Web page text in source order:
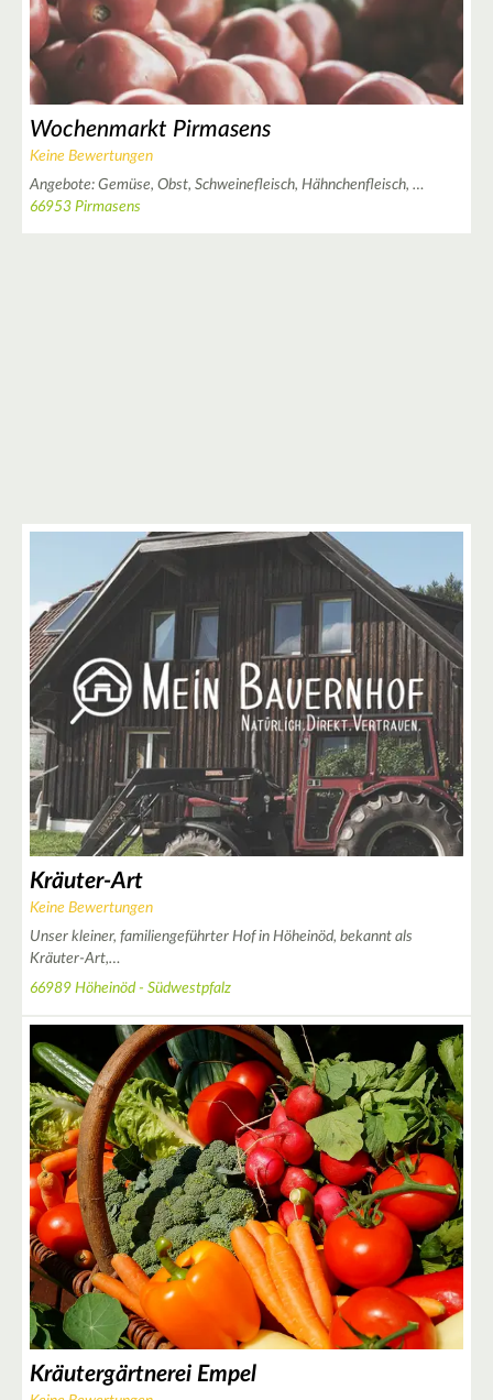
Wochenmarkt Pirmasens
Keine Bewertungen
Angebote: Gemüse, Obst, Schweinefleisch, Hähnchenfleisch, …
66953 Pirmasens
Kräuter-Art
Keine Bewertungen
Unser kleiner, familiengeführter Hof in Höheinöd, bekannt als
Kräuter-Art,…
66989 Höheinöd - Südwestpfalz
Kräutergärtnerei Empel
11
6